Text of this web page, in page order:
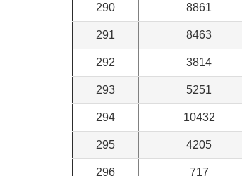
290 8861
291 8463
292 3814
293 5251
294 10432
295 4205
296 717